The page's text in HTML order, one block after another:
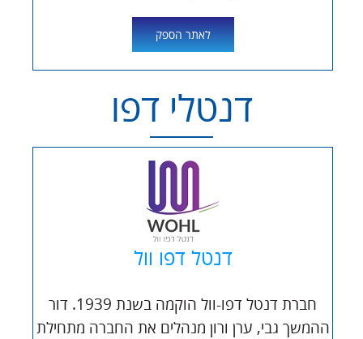
לאתר הספק
דנטלי דפו
דנטל דפו וול
חברת דנטל דפו-וול הוקמה בשנת 1939. דור
ההמשך גבי, ערן ורון מנהלים את החברה מתחילת